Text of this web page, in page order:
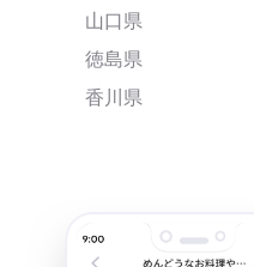
山口県
徳島県
香川県